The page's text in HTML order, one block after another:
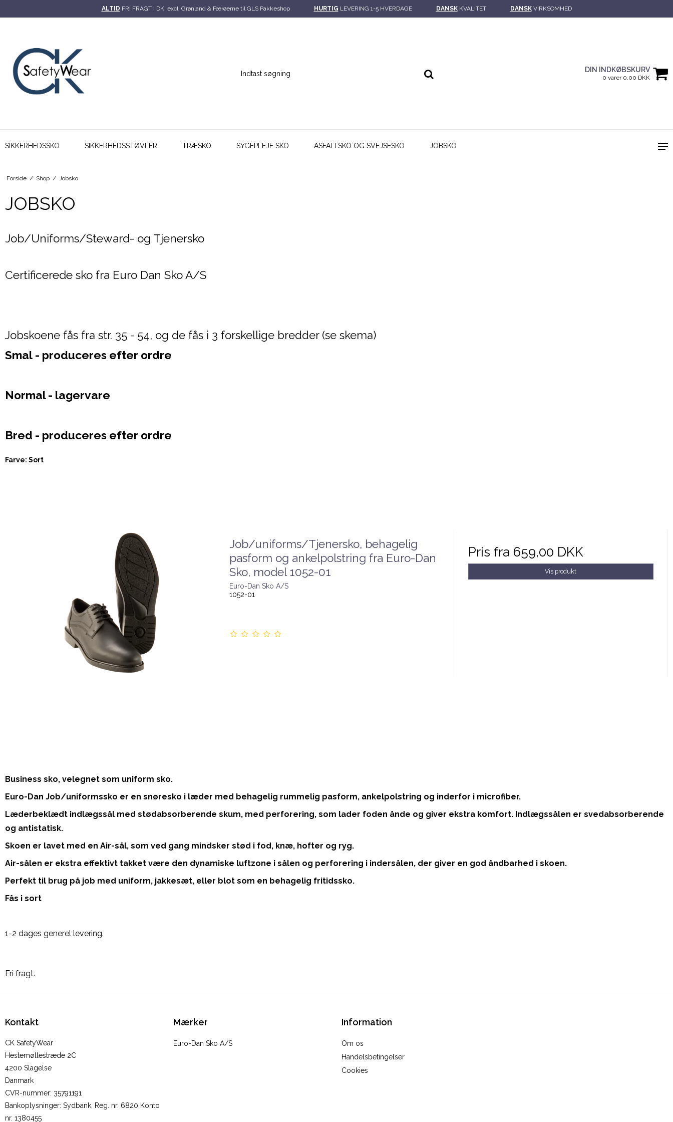
ALTID FRI FRAGT I DK, excl. Grønland & Færøerne til GLS Pakkeshop HURTIG LEVERING 1-5 HVERDAGE DANSKKVALITET DANSKVIRKSOMHED
DIN INDKØBSKURV
0 varer 0,00 DKK
SIKKERHEDSSKO SIKKERHEDSSTØVLER TRÆSKO SYGEPLEJE SKO ASFALTSKO OG SVEJSESKO JOBSKO
Forside / Shop / Jobsko
JOBSKO
Job/Uniforms/Steward- og Tjenersko
Certificerede sko fra Euro Dan Sko A/S
Jobskoene fås fra str. 35 - 54, og de fås i 3 forskellige bredder (se skema)
Smal - produceres efter ordre
Normal - lagervare
Bred - produceres efter ordre
Farve: Sort
Job/uniforms/Tjenersko, behagelig
pasform og ankelpolstring fra Euro-Dan
Sko, model 1052-01
Euro-Dan Sko A/S
1052-01
Pris fra 659,00 DKK
Vis produkt
Business sko, velegnet som uniform sko.
Euro-Dan Job/uniformssko er en snøresko i læder med behagelig rummelig pasform, ankelpolstring og inderfor i microfiber.
Læderbeklædt indlægssål med stødabsorberende skum, med perforering, som lader foden ånde og giver ekstra komfort. Indlægssålen er svedabsorberende
og antistatisk.
Skoen er lavet med en Air-sål, som ved gang mindsker stød i fod, knæ, hofter og ryg.
Air-sålen er ekstra effektivt takket være den dynamiske luftzone i sålen og perforering i indersålen, der giver en god åndbarhed i skoen.
Perfekt til brug på job med uniform, jakkesæt, eller blot som en behagelig fritidssko.
Fås i sort
1-2 dages generel levering.
Fri fragt.
Kontakt
CK SafetyWear
Hestemøllestræde 2C
4200 Slagelse
Danmark
CVR-nummer: 35791191
Bankoplysninger: Sydbank, Reg. nr. 6820 Konto
nr. 1380455
Mærker
Euro-Dan Sko A/S
Information
Om os
Handelsbetingelser
Cookies